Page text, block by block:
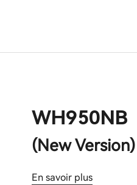
WH950NB
(New Version)
En savoir plus